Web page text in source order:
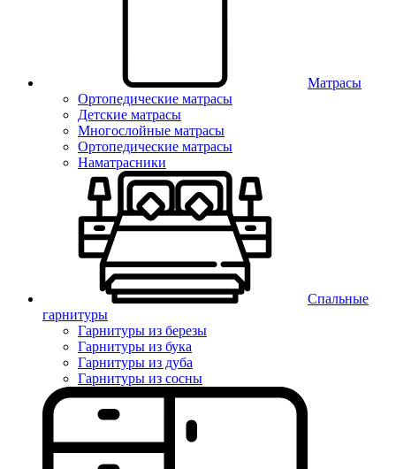
Матрасы
Ортопедические матрасы
Детские матрасы
Многослойные матрасы
Ортопедические матрасы
Наматрасники
Спальные
гарнитуры
Гарнитуры из березы
Гарнитуры из бука
Гарнитуры из дуба
Гарнитуры из сосны